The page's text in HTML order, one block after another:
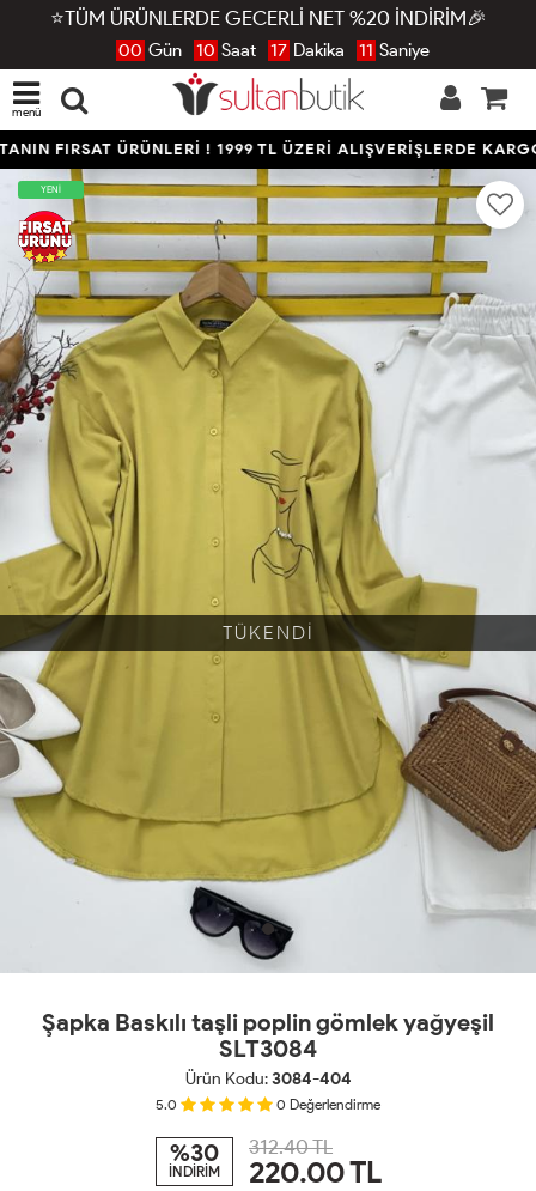
⭐TÜM ÜRÜNLERDE GECERLİ NET %20 İNDİRİM🎉
00 Gün 10 Saat 17Dakika 10 Saniye
menü
FIRSAT ÜRÜNLERİ ! 1999 TL ÜZERİ ALIŞVERİŞLERDE KARGO
TÜKENDİ
YENİ
Şapka Baskılı taşli poplin gömlek yağyeşil
SLT3084
Ürün Kodu:3084-404
5.0 0 Değerlendirme
%30
İNDİRİM
312.40 TL
220.00TL